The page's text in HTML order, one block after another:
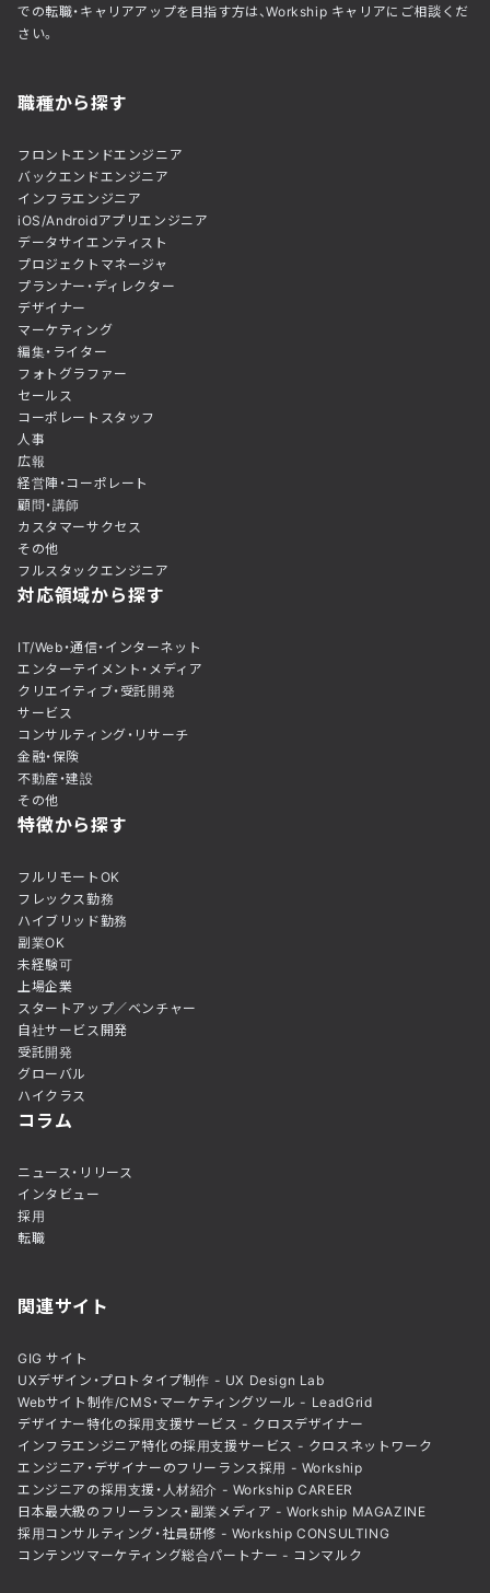
での転職・キャリアアップを目指す方は、Workship キャリアにご相談くだ
さい。
職種から探す
フロントエンドエンジニア
バックエンドエンジニア
インフラエンジニア
iOS/Androidアプリエンジニア
データサイエンティスト
プロジェクトマネージャ
プランナー・ディレクター
デザイナー
マーケティング
編集・ライター
フォトグラファー
セールス
コーポレートスタッフ
人事
広報
経営陣・コーポレート
顧問・講師
カスタマーサクセス
その他
フルスタックエンジニア
対応領域から探す
IT/Web・通信・インターネット
エンターテイメント・メディア
クリエイティブ・受託開発
サービス
コンサルティング・リサーチ
金融・保険
不動産・建設
その他
特徴から探す
フルリモートOK
フレックス勤務
ハイブリッド勤務
副業OK
未経験可
上場企業
スタートアップ／ベンチャー
自社サービス開発
受託開発
グローバル
ハイクラス
コラム
ニュース・リリース
インタビュー
採用
転職
関連サイト
GIG サイト
UXデザイン・プロトタイプ制作 - UX Design Lab
Webサイト制作/CMS・マーケティングツール - LeadGrid
デザイナー特化の採用支援サービス - クロスデザイナー
インフラエンジニア特化の採用支援サービス - クロスネットワーク
エンジニア・デザイナーのフリーランス採用 - Workship
エンジニアの採用支援・人材紹介 - Workship CAREER
日本最大級のフリーランス・副業メディア - Workship MAGAZINE
採用コンサルティング・社員研修 - Workship CONSULTING
コンテンツマーケティング総合パートナー - コンマルク